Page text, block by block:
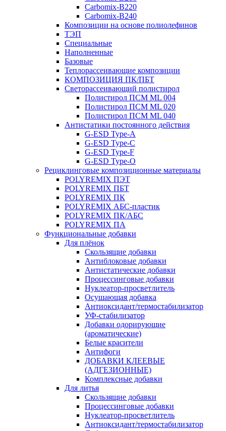
Carbomix-В220
Carbomix-В240
Композиции на основе полиолефинов
ТЭП
Специальные
Наполненные
Базовые
Теплорассеивающие композиции
КОМПОЗИЦИЯ ПК/ПБТ
Светорассеивающий полистирол
Полистирол ПСМ ML 004
Полистирол ПСМ ML 020
Полистирол ПСМ ML 040
Антистатики постоянного действия
G-ESD Type-A
G-ESD Type-C
G-ESD Type-F
G-ESD Type-O
Рециклинговые композиционные материалы
POLYREMIX ПЭТ
POLYREMIX ПБТ
POLYREMIX ПК
POLYREMIX АБС-пластик
POLYREMIX ПК/АБС
POLYREMIX ПА
Функциональные добавки
Для плёнок
Скользящие добавки
Антиблоковые добавки
Антистатические добавки
Процессинговые добавки
Нуклеатор-просветлитель
Осушающая добавка
Антиоксидант/термостабилизатор
УФ-стабилизатор
Добавки одорирующие
(ароматические)
Белые красители
Антифоги
ДОБАВКИ КЛЕЕВЫЕ
(АДГЕЗИОННЫЕ)
Комплексные добавки
Для литья
Скользящие добавки
Процессинговые добавки
Нуклеатор-просветлитель
Антиоксидант/термостабилизатор